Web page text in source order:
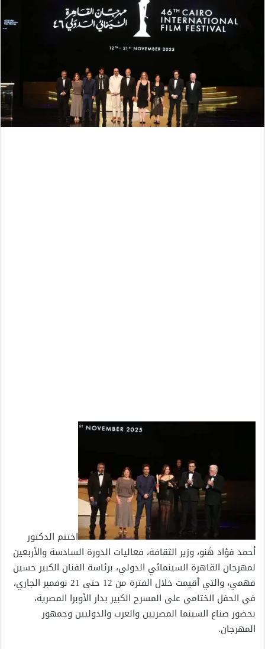
اختتم الدكتور
أحمد فؤاد هَنو، وزير الثقافة، فعاليات الدورة السادسة والأربعين
لمهرجان القاهرة السينمائي الدولي، برئاسة الفنان الكبير حسين
فهمي، والتي أقيمت خلال الفترة من 12 حتى 21 نوفمبر الجاري،
في الحفل الختامي على المسرح الكبير بدار الأوبرا المصرية،
بحضور صناع السينما المصريين والعرب والدوليين وجمهور
المهرجان.